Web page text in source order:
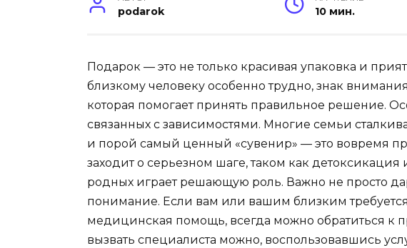
podarok 10 мин.
Подарок — это не только красивая упаковка и
близкому человеку особенно трудно, знак
которая помогает принять правильное решение.
связанных с зависимостями. Многие семьи
и порой самый ценный «сувенир» — это вовремя
заходит о серьезном шаге, таком как
родных играет решающую роль. Важно не просто
понимание. Если вам или вашим близким
медицинская помощь, всегда можно обратиться к
вызвать специалиста можно, воспользовавшись